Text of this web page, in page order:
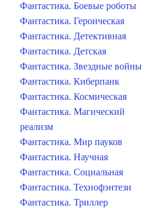
Фантастика. Боевые роботы
Фантастика. Героическая
Фантастика. Детективная
Фантастика. Детская
Фантастика. Звездные войны
Фантастика. Киберпанк
Фантастика. Космическая
Фантастика. Магический
реализм
Фантастика. Мир пауков
Фантастика. Научная
Фантастика. Социальная
Фантастика. Технофэнтези
Фантастика. Триллер